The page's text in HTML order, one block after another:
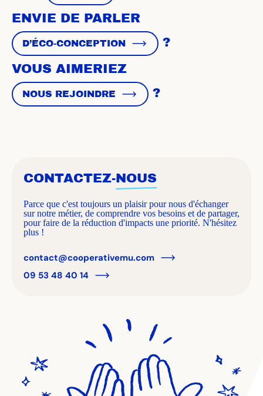
ENVIE DE PARLER
D’ÉCO-CONCEPTION
?
VOUS AIMERIEZ
NOUS REJOINDRE ?
CONTACTEZ- NOUS
Parce que c'est toujours un plaisir pour nous d'échanger
sur notre métier, de comprendre vos besoins et de partager,
pour faire de la réduction d'impacts une priorité. N'hésitez
plus !
contact@cooperativemu.com
09 53 48 40 14